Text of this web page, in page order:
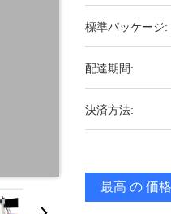
標準パッケージ:
配達期間:
決済方法:
最高 の 価